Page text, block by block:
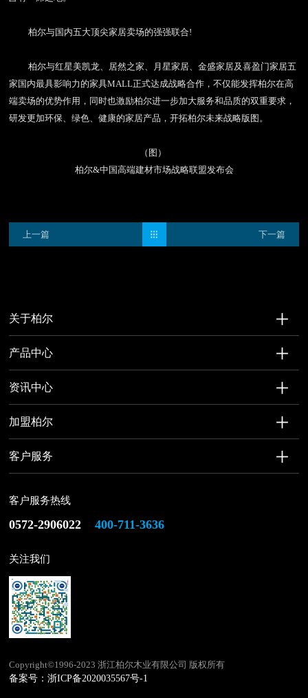
柏尔与国内五大顶尖家居卖场的强强联合!
柏尔与红星美凯龙、居然之家、月星家居、金盛家居及喜盈门家居五
家国内最具影响力的家具MALL正式达成战略合作，不仅能发挥柏尔在高
端卖场的优势作用，同时也激励柏尔进一步加大服务和品质的双重要求，
研发更加环保、绿色、健康的家居产品，开拓柏尔未来战略版图。
（图）
柏尔&中国高端建材市场战略联盟发布会
上一篇 下一篇
关于柏尔
产品中心
资讯中心
加盟柏尔
客户服务
客户服务热线
0572-2906022 400-711-3636
关注我们
Copyright©1996-2023 浙江柏尔木业有限公司 版权所有
备案号：浙ICP备2020035567号-1